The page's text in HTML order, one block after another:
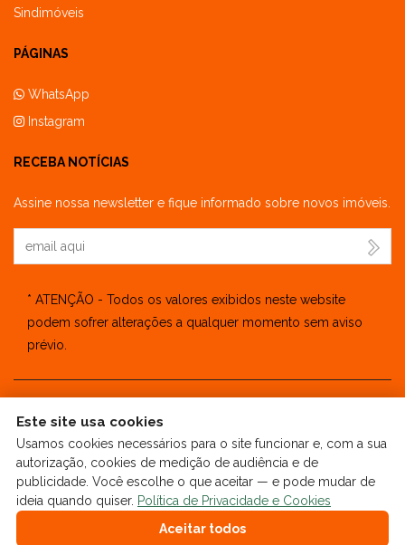
Sindimóveis
PÁGINAS
WhatsApp
Instagram
RECEBA NOTÍCIAS
Assine nossa newsletter e fique informado sobre novos imóveis.
Seu Email
* ATENÇÃO - Todos os valores exibidos neste website
podem sofrer alterações a qualquer momento sem aviso
prévio.
🔒| Copyright © 2025 - Website gerado por
Sistema de Gestão Imobiliária |Política de Privacidade e Cookies
|Preferências de cookies |Meus dados
Este site usa cookies
Usamos cookies necessários para o site funcionar e, com a sua
autorização, cookies de medição de audiência e de
publicidade. Você escolhe o que aceitar — e pode mudar de
ideia quando quiser. Política de Privacidade e Cookies
Aceitar todos